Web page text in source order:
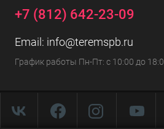
+7 (812) 642-23-09
Email: info@teremspb.ru
График работы Пн-Пт: с 10:00 до